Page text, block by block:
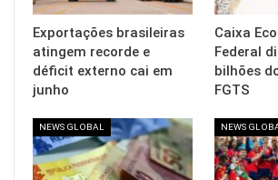
Exportações brasileiras
atingem recorde e
déficit externo cai em
junho
Caixa
Federal
bilhões
FGTS
NEWS GLOBAL NEWS